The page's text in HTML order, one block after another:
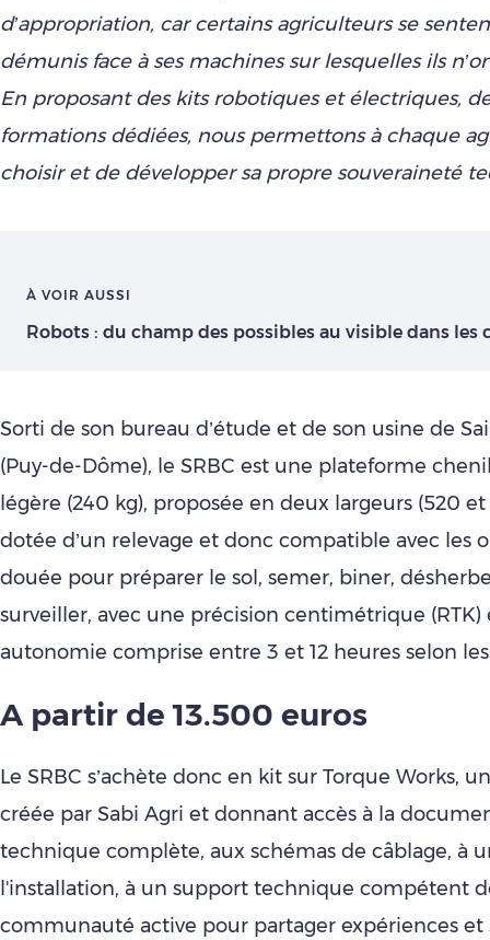
d’appropriation, car certains agriculteurs se
démunis face à ses machines sur lesquelles ils
En proposant des kits robotiques et électriques,
formations dédiées, nous permettons à chaque
choisir et de développer sa propre souveraineté
À VOIR AUSSI
Robots : du champ des possibles au visible dans les
Sorti de son bureau d’étude et de son usine de
(Puy-de-Dôme), le SRBC est une plateforme
légère (240 kg), proposée en deux largeurs (520
dotée d’un relevage et donc compatible avec les
douée pour préparer le sol, semer, biner,
surveiller, avec une précision centimétrique (RTK)
autonomie comprise entre 3 et 12 heures selon
A partir de 13.500 euros
Le SRBC s’achète donc en kit sur Torque Works,
créée par Sabi Agri et donnant accès à la
technique complète, aux schémas de câblage, à
l'installation, à un support technique compétent
communauté active pour partager expériences et